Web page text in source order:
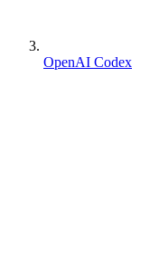
OpenAI Codex